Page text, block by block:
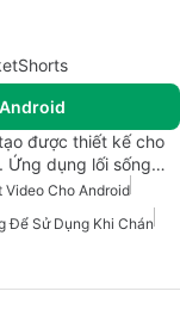
được thiết kế cho
Ứng dụng lối sống…
Video Cho Android
Để Sử Dụng Khi Chán